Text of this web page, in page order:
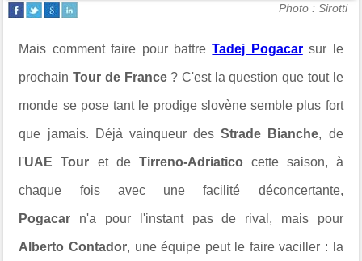
Photo : Sirotti
Mais comment faire pour battreTadej Pogacarsur le
prochainTour de France? C'est la question que tout le
monde se pose tant le prodige slovène semble plus fort
que jamais. Déjà vainqueur desStrade Bianche, de
l'UAE Tour et de Tirreno-Adriatico cette saison, à
chaque fois avec une facilité déconcertante,
Pogacar n'a pour l'instant pas de rival, mais pour
Alberto Contador, une équipe peut le faire vaciller : la